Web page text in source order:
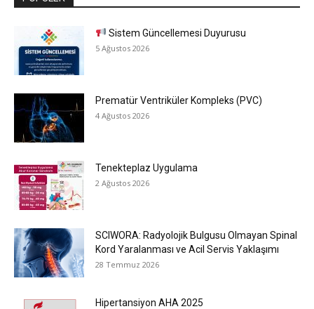
Sistem Güncellemesi Duyurusu
5 Ağustos 2026
Prematür Ventriküler Kompleks (PVC)
4 Ağustos 2026
Tenekteplaz Uygulama
2 Ağustos 2026
SCIWORA: Radyolojik Bulgusu Olmayan Spinal
Kord Yaralanması ve Acil Servis Yaklaşımı
28 Temmuz 2026
Hipertansiyon AHA 2025